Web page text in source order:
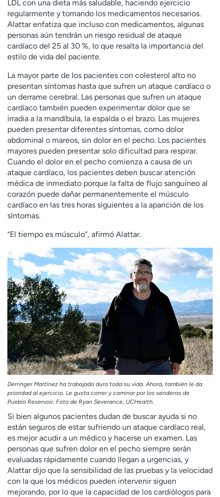
LDL con una dieta más saludable, haciendo ejercicio
regularmente y tomando los medicamentos necesarios.
Alattar enfatiza que incluso con medicamentos, algunas
personas aún tendrán un riesgo residual de ataque
cardíaco del 25 al 30 %, lo que resalta la importancia del
estilo de vida del paciente.
La mayor parte de los pacientes con colesterol alto no
presentan síntomas hasta que sufren un ataque cardíaco o
un derrame cerebral. Las personas que sufren un ataque
cardíaco también pueden experimentar dolor que se
irradia a la mandíbula, la espalda o el brazo. Las mujeres
pueden presentar diferentes síntomas, como dolor
abdominal o mareos, sin dolor en el pecho. Los pacientes
mayores pueden presentar solo dificultad para respirar.
Cuando el dolor en el pecho comienza a causa de un
ataque cardíaco, los pacientes deben buscar atención
médica de inmediato porque la falta de flujo sanguíneo al
corazón puede dañar permanentemente el músculo
cardíaco en las tres horas siguientes a la aparición de los
síntomas.
“El tiempo es músculo”, afirmó Alattar.
Derringer Martínez ha trabajado duro toda su vida. Ahora, también le da
prioridad al ejercicio. Le gusta correr y caminar por los senderos de
Pueblo Reservoir. Foto de Ryan Severance, UCHealth.
Si bien algunos pacientes dudan de buscar ayuda si no
están seguros de estar sufriendo un ataque cardíaco real,
es mejor acudir a un médico y hacerse un examen. Las
personas que sufren dolor en el pecho siempre serán
evaluadas rápidamente cuando llegan a urgencias, y
Alattar dijo que la sensibilidad de las pruebas y la velocidad
con la que los médicos pueden intervenir siguen
mejorando, por lo que la capacidad de los cardiólogos para